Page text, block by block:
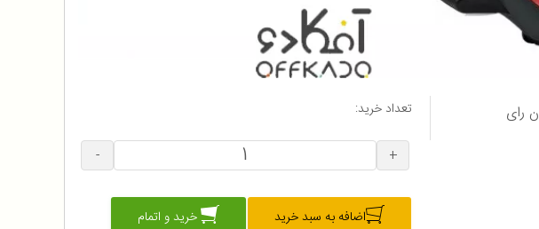
رای تعداد خرید:
+
-
اضافه به سبد خرید خرید و اتمام